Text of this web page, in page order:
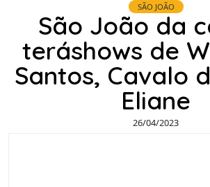
SÃO JOÃO
São João da
teráshows de
Santos, Cavalo
Eliane
26/04/2023